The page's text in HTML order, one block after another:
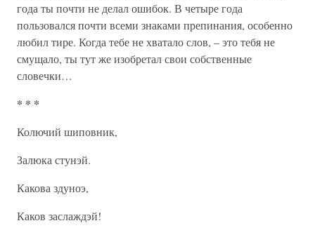
года ты почти не делал ошибок. В четыре года
пользовался почти всеми знаками препинания, особенно
любил тире. Когда тебе не хватало слов, – это тебя не
смущало, ты тут же изобретал свои собственные
словечки…
* * *
Колючий шиповник,
Залюка стунэй.
Какова здуноэ,
Каков заслаждэй!